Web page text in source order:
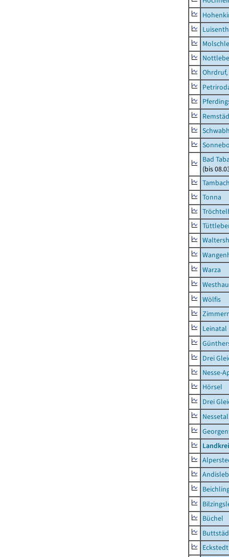
Bad
(bis
Tonna
Warza
Wölfis
Leinatal
Drei
Nesse-
Hörsel
Drei
Nessetal
Büchel
Eckstedt